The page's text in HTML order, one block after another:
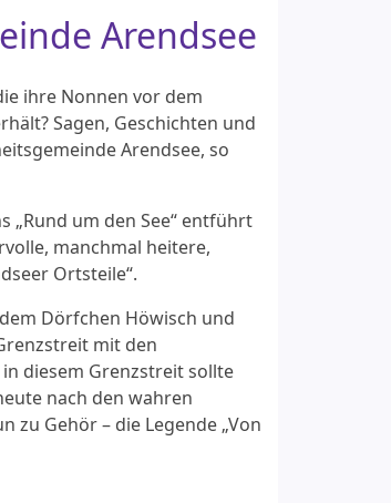
Arendsee
ihre Nonnen vor dem
Sagen, Geschichten und
Arendsee, so
„Rund um den See“ entführt
manchmal heitere,
Ortsteile“.
Dörfchen Höwisch und
mit den
diesem Grenzstreit sollte
nach den wahren
zu Gehör – die Legende „Von